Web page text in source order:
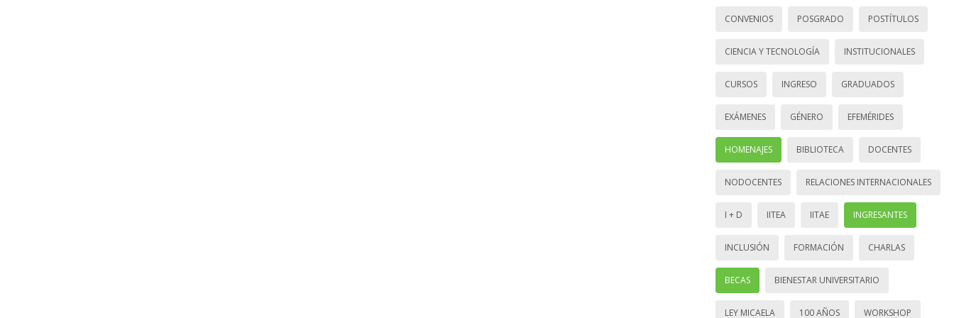
CONVENIOS POSGRADO POSTÍTULOS
CIENCIA Y TECNOLOGÍA INSTITUCIONALES
CURSOS INGRESO GRADUADOS
EXÁMENES GÉNERO EFEMÉRIDES
HOMENAJES BIBLIOTECA DOCENTES
NODOCENTES RELACIONES INTERNACIONALES
I + D IITEA IITAE INGRESANTES
INCLUSIÓN FORMACIÓN CHARLAS
BECAS BIENESTAR UNIVERSITARIO
LEY MICAELA 100 AÑOS WORKSHOP